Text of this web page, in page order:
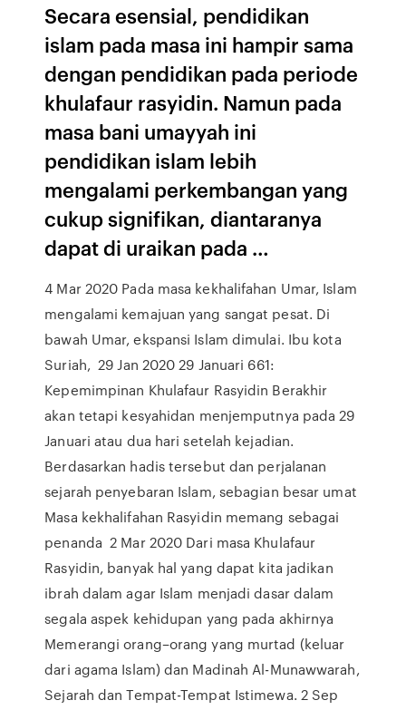
Secara esensial, pendidikan
islam pada masa ini hampir sama
dengan pendidikan pada periode
khulafaur rasyidin. Namun pada
masa bani umayyah ini
pendidikan islam lebih
mengalami perkembangan yang
cukup signifikan, diantaranya
dapat di uraikan pada …
4 Mar 2020 Pada masa kekhalifahan Umar, Islam
mengalami kemajuan yang sangat pesat. Di
bawah Umar, ekspansi Islam dimulai. Ibu kota
Suriah, 29 Jan 2020 29 Januari 661:
Kepemimpinan Khulafaur Rasyidin Berakhir
akan tetapi kesyahidan menjemputnya pada 29
Januari atau dua hari setelah kejadian.
Berdasarkan hadis tersebut dan perjalanan
sejarah penyebaran Islam, sebagian besar umat
Masa kekhalifahan Rasyidin memang sebagai
penanda 2 Mar 2020 Dari masa Khulafaur
Rasyidin, banyak hal yang dapat kita jadikan
ibrah dalam agar Islam menjadi dasar dalam
segala aspek kehidupan yang pada akhirnya
Memerangi orang–orang yang murtad (keluar
dari agama Islam) dan Madinah Al-Munawwarah,
Sejarah dan Tempat-Tempat Istimewa. 2 Sep